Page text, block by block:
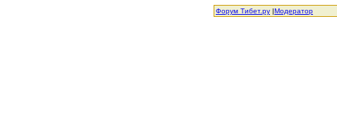
Форум Тибет.ру |Модератор